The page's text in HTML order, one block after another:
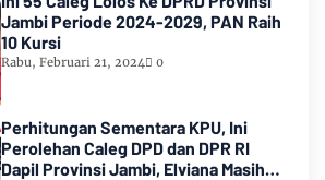
Jambi Periode 2024-2029, PAN Raih
10 Kursi
Rabu, Februari 21, 2024 0
Perhitungan Sementara KPU, Ini
Perolehan Caleg DPD dan DPR RI
Dapil Provinsi Jambi, Elviana Masih